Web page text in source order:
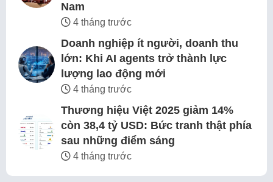
Nam
4 tháng trước
Doanh nghiệp ít người, doanh thu
lớn: Khi AI agents trở thành lực
lượng lao động mới
4 tháng trước
Thương hiệu Việt 2025 giảm 14%
còn 38,4 tỷ USD: Bức tranh thật phía
sau những điểm sáng
4 tháng trước